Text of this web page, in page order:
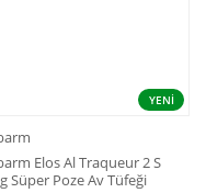
YENİ
Elos Al Traqueur 2 S
Süper Poze Av Tüfeği